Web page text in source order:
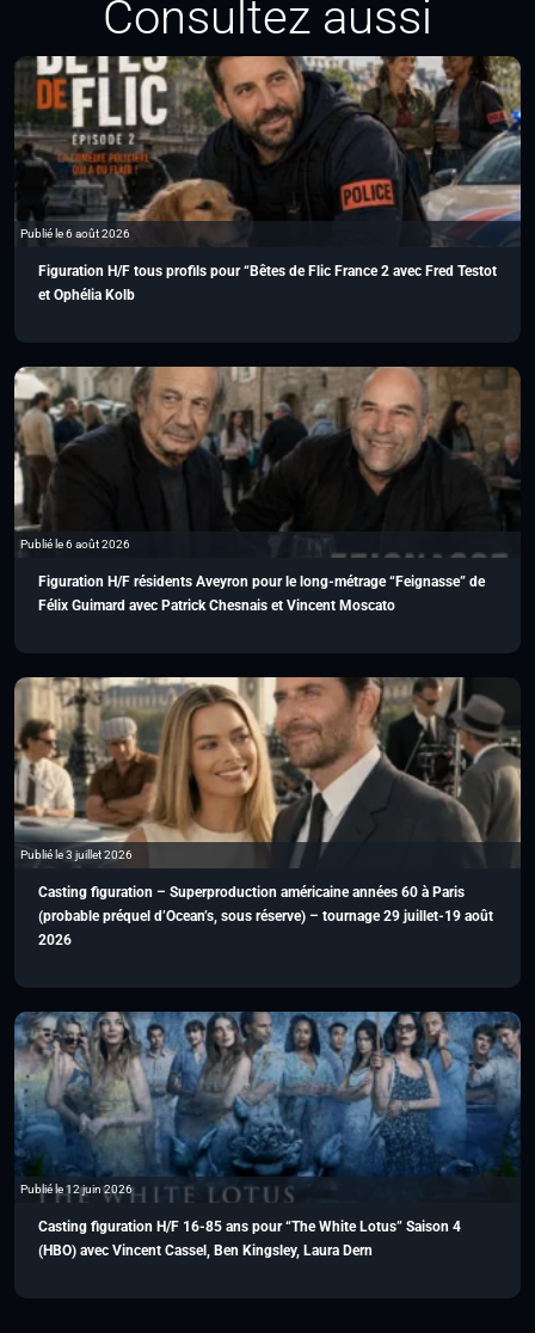
Consultez aussi
Publié le 6 août 2026
Figuration H/F tous profils pour “Bêtes de Flic France 2 avec Fred Testot
et Ophélia Kolb
Publié le 6 août 2026
Figuration H/F résidents Aveyron pour le long-métrage “Feignasse” de
Félix Guimard avec Patrick Chesnais et Vincent Moscato
Publié le 3 juillet 2026
Casting figuration – Superproduction américaine années 60 à Paris
(probable préquel d’Ocean’s, sous réserve) – tournage 29 juillet-19 août
2026
Publié le 12 juin 2026
Casting figuration H/F 16-85 ans pour “The White Lotus” Saison 4
(HBO) avec Vincent Cassel, Ben Kingsley, Laura Dern